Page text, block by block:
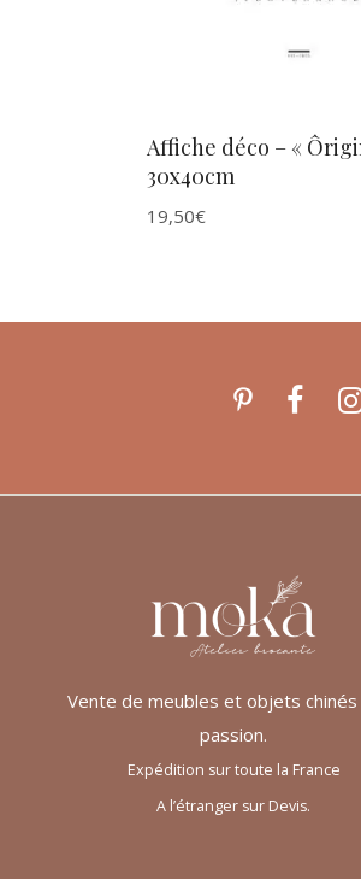
Affiche déco – «
30x40cm
19,50€
Vente de meubles et objets chinés
passion.
Expédition sur toute la France
A l’étranger sur Devis.